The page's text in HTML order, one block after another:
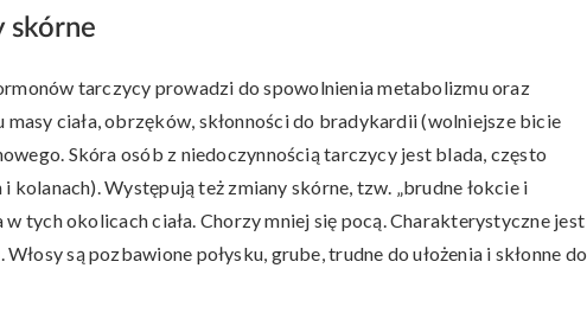
skórne
tarczycy prowadzi do spowolnienia metabolizmu oraz
ciała, obrzęków, skłonności do bradykardii (wolniejsze bicie
Skóra osób z niedoczynnością tarczycy jest blada, często
i kolanach). Występują też zmiany skórne, tzw. „brudne łokcie i
w tych okolicach ciała. Chorzy mniej się pocą. Charakterystyczne jest
są pozbawione połysku, grube, trudne do ułożenia i skłonne do